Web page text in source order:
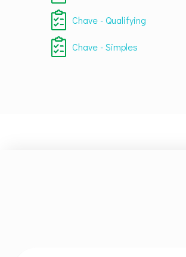
Chave - Qualifying
Chave - Simples